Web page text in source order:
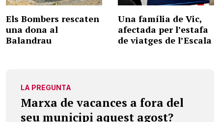
Els Bombers rescaten
una dona al
Balandrau
Una família de Vic,
afectada per l’estafa
de viatges de l’Escala
LA PREGUNTA
Marxa de vacances a fora del
seu municipi aquest agost?